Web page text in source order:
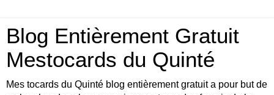
Blog Entièrement Gratuit
Mestocards du Quinté
Mes tocards du Quinté blog entièrement gratuit a pour but de